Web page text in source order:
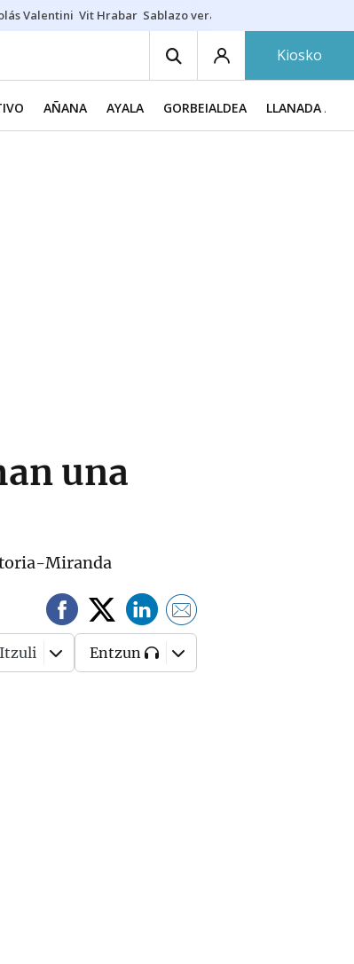
Valentini Vit Hrabar Sablazo veraniego
Kiosko
AÑANA AYALA GORBEIALDEA LLANADA
una
Miranda
Itzuli Entzun